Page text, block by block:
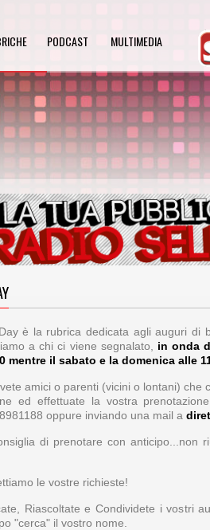
PODCAST MULTIMEDIA
è la rubrica dedicata agli auguri di
a chi ci viene segnalato, in onda
mentre il sabato e la domenica alle
amici o parenti (vicini o lontani) che
ed effettuate la vostra
oppure inviando una mail a
di prenotare con anticipo...non
le vostre richieste!
Riascoltate e Condividete i vostri
"cerca" il vostro nome.